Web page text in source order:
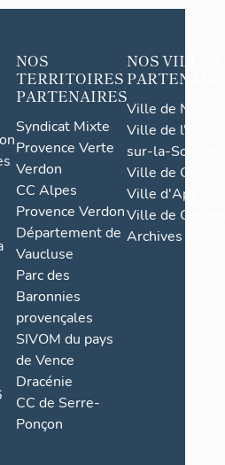
NOS
TERRITOIRES
PARTENAIRES
Syndicat Mixte
Provence Verte
Verdon
CC Alpes
Provence Verdon
Département de
Vaucluse
Parc des
Baronnies
provençales
SIVOM du pays
de Vence
Dracénie
CC de Serre-
Ponçon
NOS VILLES
Ville de Nice
Ville de l'Isle-
sur-la-Sorgue
Ville de Grasse
Ville d'Apt
Ville de
Archives